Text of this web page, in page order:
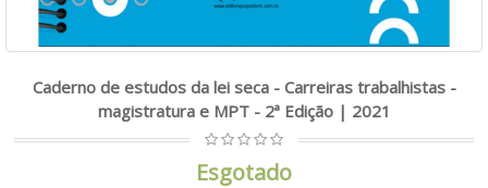
Caderno de estudos da lei seca - Carreiras trabalhistas -
magistratura e MPT - 2ª Edição | 2021
Esgotado